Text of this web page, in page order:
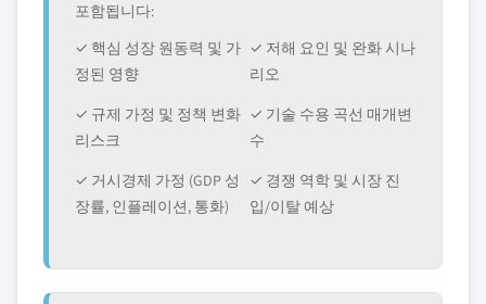
포함됩니다:
✓ 핵심 성장 원동력 및 가
정된 영향
✓ 저해 요인 및 완화 시나
리오
✓ 규제 가정 및 정책 변화
리스크
✓ 기술 수용 곡선 매개변
수
✓ 거시경제 가정 (GDP 성
장률, 인플레이션, 통화)
✓ 경쟁 역학 및 시장 진
입/이탈 예상